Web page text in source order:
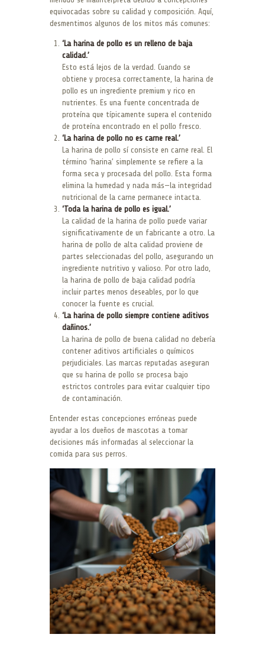
equivocadas sobre su calidad y composición. Aquí,
desmentimos algunos de los mitos más comunes:
‘La harina de pollo es un relleno de baja
calidad.’
Esto está lejos de la verdad. Cuando se
obtiene y procesa correctamente, la harina de
pollo es un ingrediente premium y rico en
nutrientes. Es una fuente concentrada de
proteína que típicamente supera el contenido
de proteína encontrado en el pollo fresco.
‘La harina de pollo no es carne real.’
La harina de pollo sí consiste en carne real. El
término ‘harina’ simplemente se refiere a la
forma seca y procesada del pollo. Esta forma
elimina la humedad y nada más—la integridad
nutricional de la carne permanece intacta.
‘Toda la harina de pollo es igual.’
La calidad de la harina de pollo puede variar
significativamente de un fabricante a otro. La
harina de pollo de alta calidad proviene de
partes seleccionadas del pollo, asegurando un
ingrediente nutritivo y valioso. Por otro lado,
la harina de pollo de baja calidad podría
incluir partes menos deseables, por lo que
conocer la fuente es crucial.
‘La harina de pollo siempre contiene aditivos
dañinos.’
La harina de pollo de buena calidad no debería
contener aditivos artificiales o químicos
perjudiciales. Las marcas reputadas aseguran
que su harina de pollo se procesa bajo
estrictos controles para evitar cualquier tipo
de contaminación.
Entender estas concepciones erróneas puede
ayudar a los dueños de mascotas a tomar
decisiones más informadas al seleccionar la
comida para sus perros.